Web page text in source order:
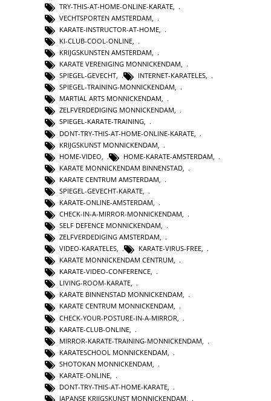
TRY-THIS-AT-HOME-ONLINE-KARATE
VECHTSPORTEN AMSTERDAM
KARATE-INSTRUCTOR-AT-HOME
KI-CLUB-COOL-ONLINE,
KRIJGSKUNSTEN AMSTERDAM,
KARATE VERENIGING MONNICKENDAM,
SPIEGEL-GEVECHT, INTERNET-KARATELES,
SPIEGEL-TRAINING-MONNICKENDAM,
MARTIAL ARTS MONNICKENDAM,
ZELFVERDEDIGING MONNICKENDAM,
SPIEGEL-KARATE-TRAINING,
DONT-TRY-THIS-AT-HOME-ONLINE-KARATE
KRIJGSKUNST MONNICKENDAM
HOME-VIDEO
HOME-KARATE-AMSTERDAM
KARATE MONNICKENDAM BINNENSTAD
KARATE CENTRUM AMSTERDAM
SPIEGEL-GEVECHT-KARATE
KARATE-ONLINE-AMSTERDAM
CHECK-IN-A-MIRROR-MONNICKENDAM
SELF DEFENCE MONNICKENDAM,
ZELFVERDEDIGING AMSTERDAM,
VIDEO-KARATELES, KARATE-VIRUS-FREE,
KARATE MONNICKENDAM CENTRUM,
KARATE-VIDEO-CONFERENCE,
LIVING-ROOM-KARATE,
KARATE BINNENSTAD MONNICKENDAM,
KARATE CENTRUM MONNICKENDAM,
CHECK-YOUR-POSTURE-IN-A-MIRROR
KARATE-CLUB-ONLINE
MIRROR-KARATE-TRAINING-MONNICKENDAM
KARATESCHOOL MONNICKENDAM
SHOTOKAN MONNICKENDAM
KARATE-ONLINE
DONT-TRY-THIS-AT-HOME-KARATE
JAPANSE KRIJGSKUNST MONNICKENDAM